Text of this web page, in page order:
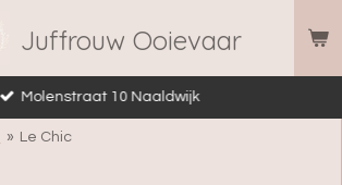
Juffrouw Ooievaar
Molenstraat 10 Naaldwijk
» Le Chic